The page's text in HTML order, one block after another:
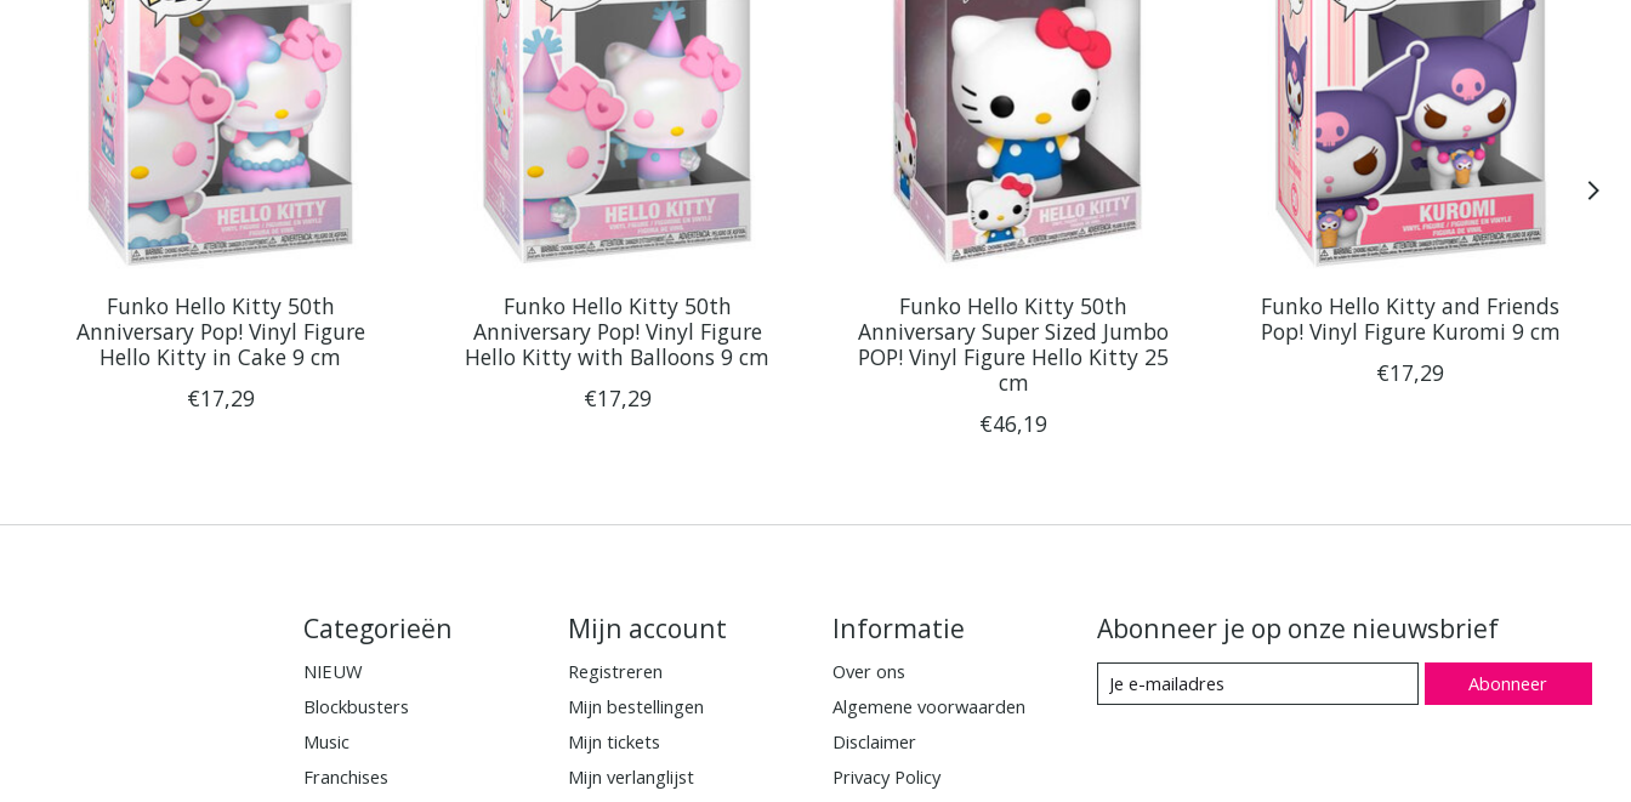
Funko Hello Kitty 50th
Anniversary Pop! Vinyl Figure
Hello Kitty in Cake 9 cm
€17,29
Funko Hello Kitty 50th
Anniversary Pop! Vinyl Figure
Hello Kitty with Balloons 9 cm
€17,29
Funko Hello Kitty 50th
Anniversary Super Sized Jumbo
POP! Vinyl Figure Hello Kitty 25
cm
€46,19
Funko Hello Kitty and Friends
Pop! Vinyl Figure Kuromi 9 cm
€17,29
Categorieën
NIEUW
Blockbusters
Music
Franchises
Mijn account
Registreren
Mijn bestellingen
Mijn tickets
Mijn verlanglijst
Informatie
Over ons
Algemene voorwaarden
Disclaimer
Privacy Policy
Abonneer je op onze nieuwsbrief
Abonneer